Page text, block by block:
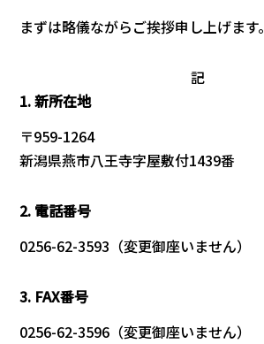
まずは略儀ながらご挨拶申し上げます。
記
1. 新所在地
〒959-1264
新潟県燕市八王寺字屋敷付1439番
2. 電話番号
0256-62-3593（変更御座いません）
3. FAX番号
0256-62-3596（変更御座いません）